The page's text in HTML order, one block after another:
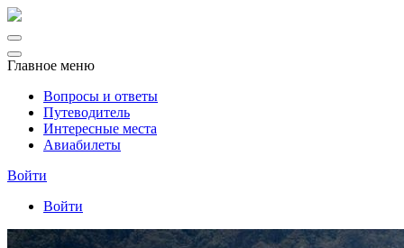
Главное меню
Вопросы и ответы
Путеводитель
Интересные места
Авиабилеты
Войти
Войти